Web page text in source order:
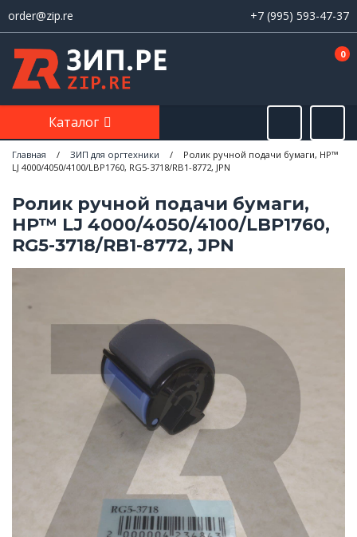
order@zip.re +7 (995) 593-47-37
0
Каталог
Главная / ЗИП для оргтехники /
Ролик ручной подачи бумаги, HP™
LJ 4000/4050/4100/LBP1760, RG5-3718/RB1-8772, JPN
Ролик ручной подачи бумаги,
HP™ LJ 4000/4050/4100/LBP1760,
RG5-3718/RB1-8772, JPN